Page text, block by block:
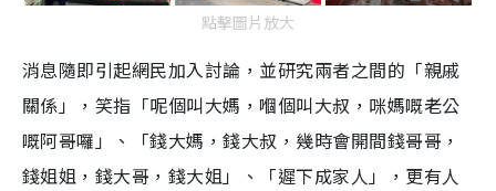
點擊圖片放大
消息隨即引起網民加入討論，並研究兩者之間的「親戚
關係」，笑指「呢個叫大媽，嗰個叫大叔，咪媽嘅老公
嘅阿哥囉」、「錢大媽，錢大叔，幾時會開間錢哥哥，
錢姐姐，錢大哥，錢大姐」、「遲下成家人」，更有人